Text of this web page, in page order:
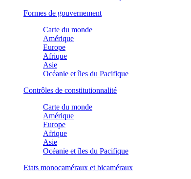
Formes de gouvernement
Carte du monde
Amérique
Europe
Afrique
Asie
Océanie et îles du Pacifique
Contrôles de constitutionnalité
Carte du monde
Amérique
Europe
Afrique
Asie
Océanie et îles du Pacifique
Etats monocaméraux et bicaméraux